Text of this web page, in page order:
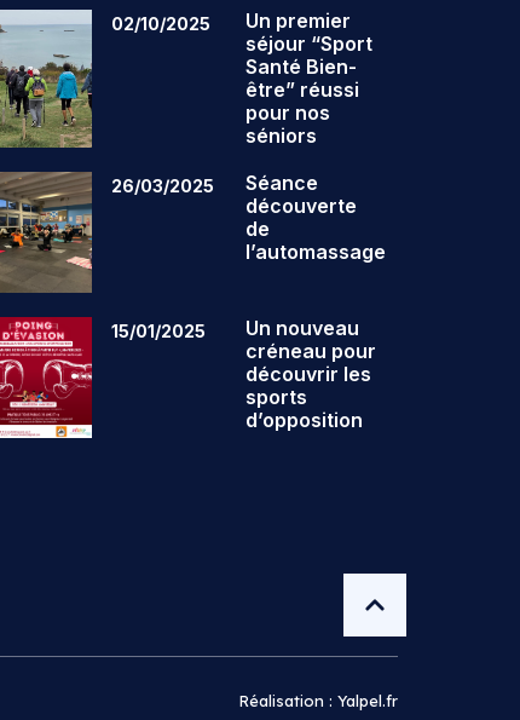
02/10/2025
Un premier
séjour “Sport
Santé Bien-
être” réussi
pour nos
séniors
26/03/2025
Séance
découverte
de
l’automassage
15/01/2025
Un nouveau
créneau pour
découvrir les
sports
d’opposition
Réalisation : Yalpel.fr